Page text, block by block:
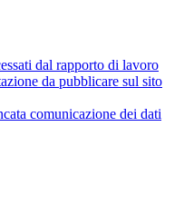
dal rapporto di lavoro
da pubblicare sul sito
comunicazione dei dati